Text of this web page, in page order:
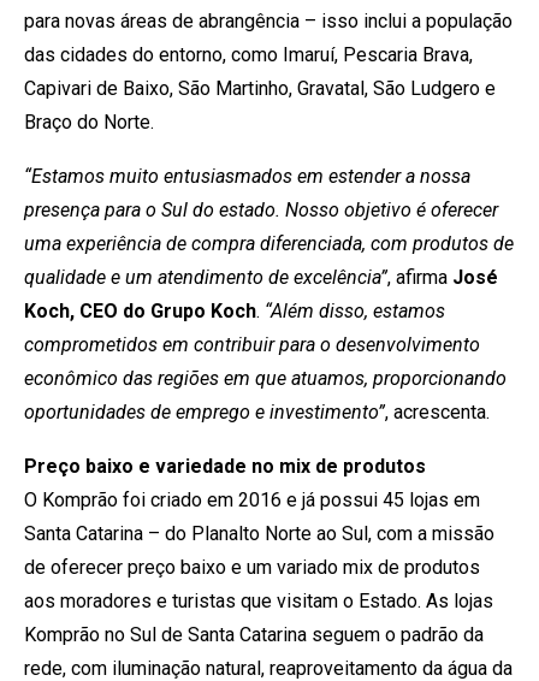
para novas áreas de abrangência – isso inclui a população
das cidades do entorno, como Imaruí, Pescaria Brava,
Capivari de Baixo, São Martinho, Gravatal, São Ludgero e
Braço do Norte.
“Estamos muito entusiasmados em estender a nossa
presença para o Sul do estado. Nosso objetivo é oferecer
uma experiência de compra diferenciada, com produtos de
qualidade e um atendimento de excelência”, afirma José
Koch, CEO do Grupo Koch. “Além disso, estamos
comprometidos em contribuir para o desenvolvimento
econômico das regiões em que atuamos, proporcionando
oportunidades de emprego e investimento”, acrescenta.
Preço baixo e variedade no mix de produtos
O Komprão foi criado em 2016 e já possui 45 lojas em
Santa Catarina – do Planalto Norte ao Sul, com a missão
de oferecer preço baixo e um variado mix de produtos
aos moradores e turistas que visitam o Estado. As lojas
Komprão no Sul de Santa Catarina seguem o padrão da
rede, com iluminação natural, reaproveitamento da água da